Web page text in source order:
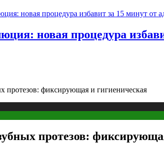
новая процедура
протезов: фиксирующая и гигиеническая
протезов: